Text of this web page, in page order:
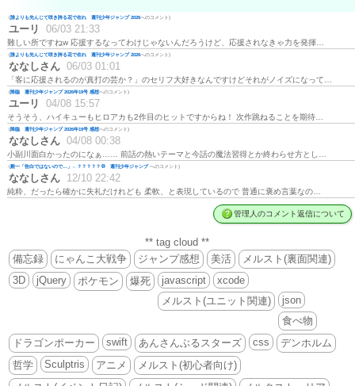
(誰よりも先んじて咲き誇る花で在れ 週刊少年ジャンプ 2026へのコメント)
ユーリ 06/03 21:33
難しい所ですねw 応援するなってわけじゃないんだろうけど、応援されなきゃ力を発揮…
(誰よりも先んじて咲き誇る花で在れ 週刊少年ジャンプ 2026へのコメント)
ななしさん 06/03 01:01
「客に応援されるのが真打の芸か？」のセリフ大好きなんですけどそれがノイズになって…
(降臨 週刊少年ジャンプ 2026年19号 感想へのコメント)
ユーリ 04/08 15:57
そうそう、ハイキューもヒロアカも2作目のヒットですからね！ 次作跳ねることを期待…
(降臨 週刊少年ジャンプ 2026年19号 感想へのコメント)
ななしさん 04/08 00:38
小副川面白かったのになぁ…… 前話の熱いテーマと今話の魔法習得とか終わらせ方とし…
(殿一「告白ではないので…」←？？？？？💢 週刊少年ジャンプへのコメント)
ななしさん 12/10 22:42
純粋、だったら確かに失礼だけれども 柔軟、と表現しているので 普通に褒め言葉なの…
管理人のコメント返信について
** tag cloud **
備忘録
にゃんこ大戦争 ジャンプ感想 美活
メルスト(裏面関連)
3D
jQuery ポケモン 爆死 javascript
xcode
メルスト(ユニット関連)
json
食べ物
ドラゴンポーカー
swift あんさんぶるスターズ css
デンホルム
哲学
Sculptris アニメ
メルスト(初心者向け)